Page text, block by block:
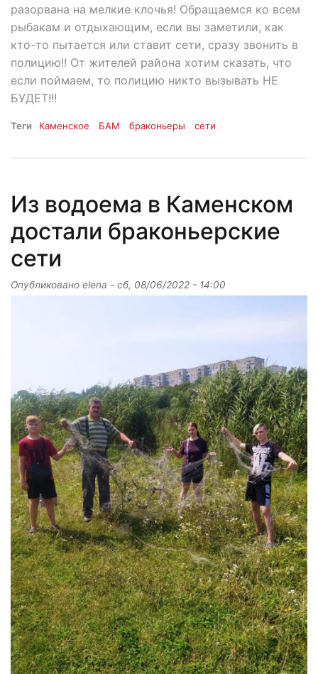
разорвана на мелкие клочья! Обращаемся ко всем
рыбакам и отдыхающим, если вы заметили, как
кто-то пытается или ставит сети, сразу звонить в
полицию!! От жителей района хотим сказать, что
если поймаем, то полицию никто вызывать НЕ
БУДЕТ!!!
Теги Каменское БАМ браконьеры сети
Из водоема в Каменском
достали браконьерские
сети
Опубликовано elena - сб, 08/06/2022 - 14:00